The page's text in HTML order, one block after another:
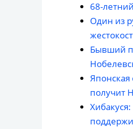
68-
Один из
Бывший
получит